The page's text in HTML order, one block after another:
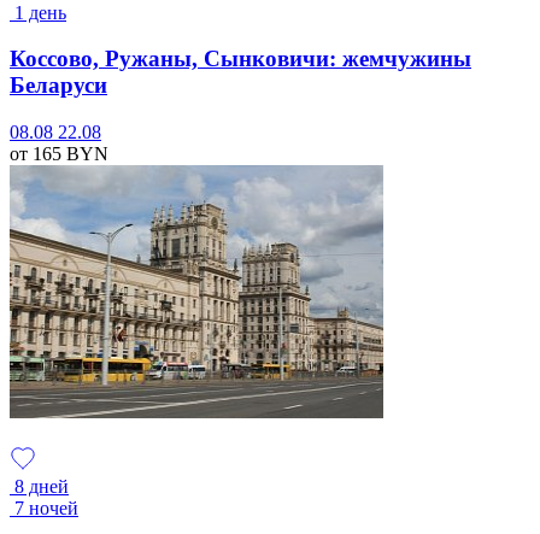
1 день
Коссово, Ружаны, Сынковичи: жемчужины
Беларуси
08.08 22.08
от 165 BYN
8 дней
7 ночей